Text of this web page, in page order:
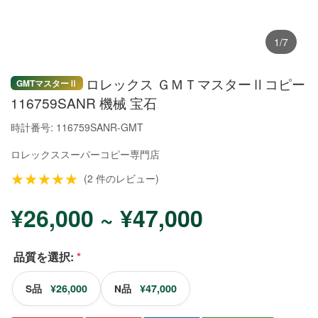
1/7
GMTマスターⅡ
ロレックス ＧＭＴマスターⅡコピー
116759SANR 機械 宝石
時計番号: 116759SANR-GMT
ロレックススーパーコピー専門店
★★★★★ (2 件のレビュー)
¥26,000 ~ ¥47,000
品質を選択: *
S品 ¥26,000 N品 ¥47,000